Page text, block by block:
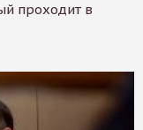
проходит в